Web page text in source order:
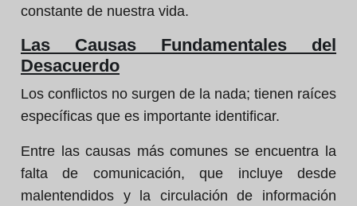
constante de nuestra vida.
Las Causas Fundamentales del
Desacuerdo
Los conflictos no surgen de la nada; tienen raíces
específicas que es importante identificar.
Entre las causas más comunes se encuentra la
falta de comunicación, que incluye desde
malentendidos y la circulación de información